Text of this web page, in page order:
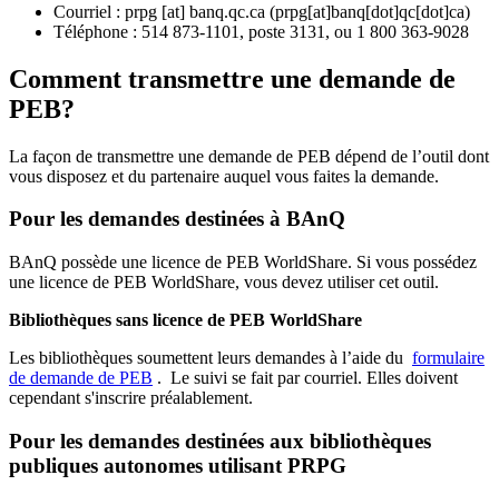
Courriel : prpg [at] banq.qc.ca (prpg[at]banq[dot]qc[dot]ca)
Téléphone : 514 873-1101, poste 3131, ou 1 800 363-9028
Comment transmettre une demande de
PEB?
La façon de transmettre une demande de PEB dépend de l’outil dont
vous disposez et du partenaire auquel vous faites la demande.
Pour les demandes destinées à BAnQ
BAnQ possède une licence de PEB WorldShare. Si vous possédez
une licence de PEB WorldShare, vous devez utiliser cet outil.
Bibliothèques sans licence de PEB WorldShare
Les bibliothèques soumettent leurs demandes à l’aide du formulaire
de demande de PEB . Le suivi se fait par courriel. Elles doivent
cependant s'inscrire préalablement.
Pour les demandes destinées aux bibliothèques
publiques autonomes utilisant PRPG